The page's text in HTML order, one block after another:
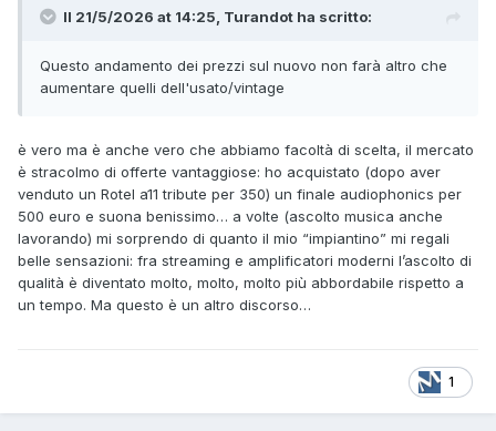
Il 21/5/2026 at 14:25, Turandot ha scritto:
Questo andamento dei prezzi sul nuovo non farà altro che
aumentare quelli dell'usato/vintage
è vero ma è anche vero che abbiamo facoltà di scelta, il mercato
è stracolmo di offerte vantaggiose: ho acquistato (dopo aver
venduto un Rotel a11 tribute per 350) un finale audiophonics per
500 euro e suona benissimo… a volte (ascolto musica anche
lavorando) mi sorprendo di quanto il mio “impiantino” mi regali
belle sensazioni: fra streaming e amplificatori moderni l’ascolto di
qualità è diventato molto, molto, molto più abbordabile rispetto a
un tempo. Ma questo è un altro discorso…
1